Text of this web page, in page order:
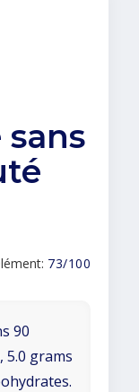
73/100
90
5.0 grams